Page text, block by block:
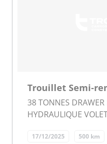
Trouillet Semi-
38 TONNES DRAWER
HYDRAULIQUE
17/12/2025 500 km